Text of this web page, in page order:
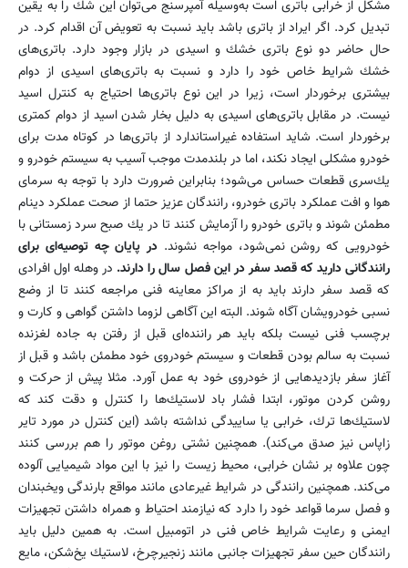
مشكل از خرابی باتری است به‌وسیله آمپرسنج می‌توان این شك را به یقین
تبدیل كرد. اگر ایراد از باتری باشد باید نسبت به تعویض آن اقدام كرد. در
حال حاضر دو نوع باتری خشك و اسیدی در بازار وجود دارد. باتری‌های
خشك شرایط خاص خود را دارد و نسبت به باتری‌های اسیدی از دوام
بیشتری برخوردار است، زیرا در این نوع باتری‌ها احتیاج به كنترل اسید
نیست. در مقابل باتری‌های اسیدی به دلیل بخار شدن اسید از دوام كمتری
برخوردار است. شاید استفاده غیراستاندارد از باتری‌ها در كوتاه مدت برای
خودرو مشكلی ایجاد نكند، اما در بلندمدت موجب آسیب به سیستم خودرو و
یك‌سری قطعات حساس می‌شود؛ بنابراین ضرورت دارد با توجه به سرمای
هوا و افت عملكرد باتری خودرو، رانندگان عزیز حتما از صحت عملكرد دینام
مطمئن شوند و باتری خودرو را آزمایش كنند تا در یك صبح سرد زمستانی با
خودرویی كه روشن نمی‌شود، مواجه نشوند. در پایان چه توصیه‌ای برای
رانندگانی دارید كه قصد سفر در این فصل سال را دارند. در وهله اول افرادی
كه قصد سفر دارند باید به از مراكز معاینه فنی مراجعه كنند تا از وضع
نسبی خودرویشان آگاه شوند. البته این آگاهی لزوما داشتن گواهی و كارت و
برچسب فنی نیست بلكه باید هر راننده‌ای قبل از رفتن به جاده لغزنده
نسبت به سالم بودن قطعات و سیستم خودروی خود مطمئن باشد و قبل از
آغاز سفر بازدیدهایی از خودروی خود به عمل آورد. مثلا پیش از حركت و
روشن كردن موتور، ابتدا فشار باد لاستیك‌ها را كنترل و دقت كند كه
لاستیك‌ها ترك، خرابی یا ساییدگی نداشته باشد (این كنترل در مورد تایر
زاپاس نیز صدق می‌كند). همچنین نشتی روغن موتور را هم بررسی كنند
چون علاوه بر نشان خرابی، محیط زیست را نیز با این مواد شیمیایی آلوده
می‌كند. همچنین رانندگی در شرایط غیرعادی مانند مواقع بارندگی ویخبندان
و فصل سرما قواعد خود را دارد كه نیازمند احتیاط و همراه داشتن تجهیزات
ایمنی و رعایت شرایط خاص فنی در اتومبیل است. به همین دلیل باید
رانندگان حین سفر تجهیزات جانبی مانند زنجیر‌چرخ، لاستیك یخ‌شكن، مایع